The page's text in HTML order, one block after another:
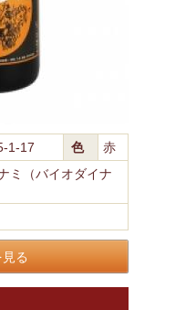
1-17 色
赤
ミ（バイオダイナ
る